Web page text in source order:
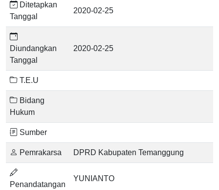
Ditetapkan
Tanggal
2020-02-25
Diundangkan
Tanggal
2020-02-25
T.E.U
Bidang
Hukum
Sumber
Pemrakarsa DPRD Kabupaten Temanggung
Penandatangan
YUNIANTO